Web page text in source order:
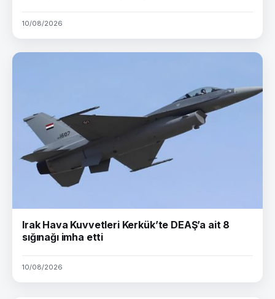
10/08/2026
Irak Hava Kuvvetleri Kerkük’te DEAŞ’a ait 8
sığınağı imha etti
10/08/2026